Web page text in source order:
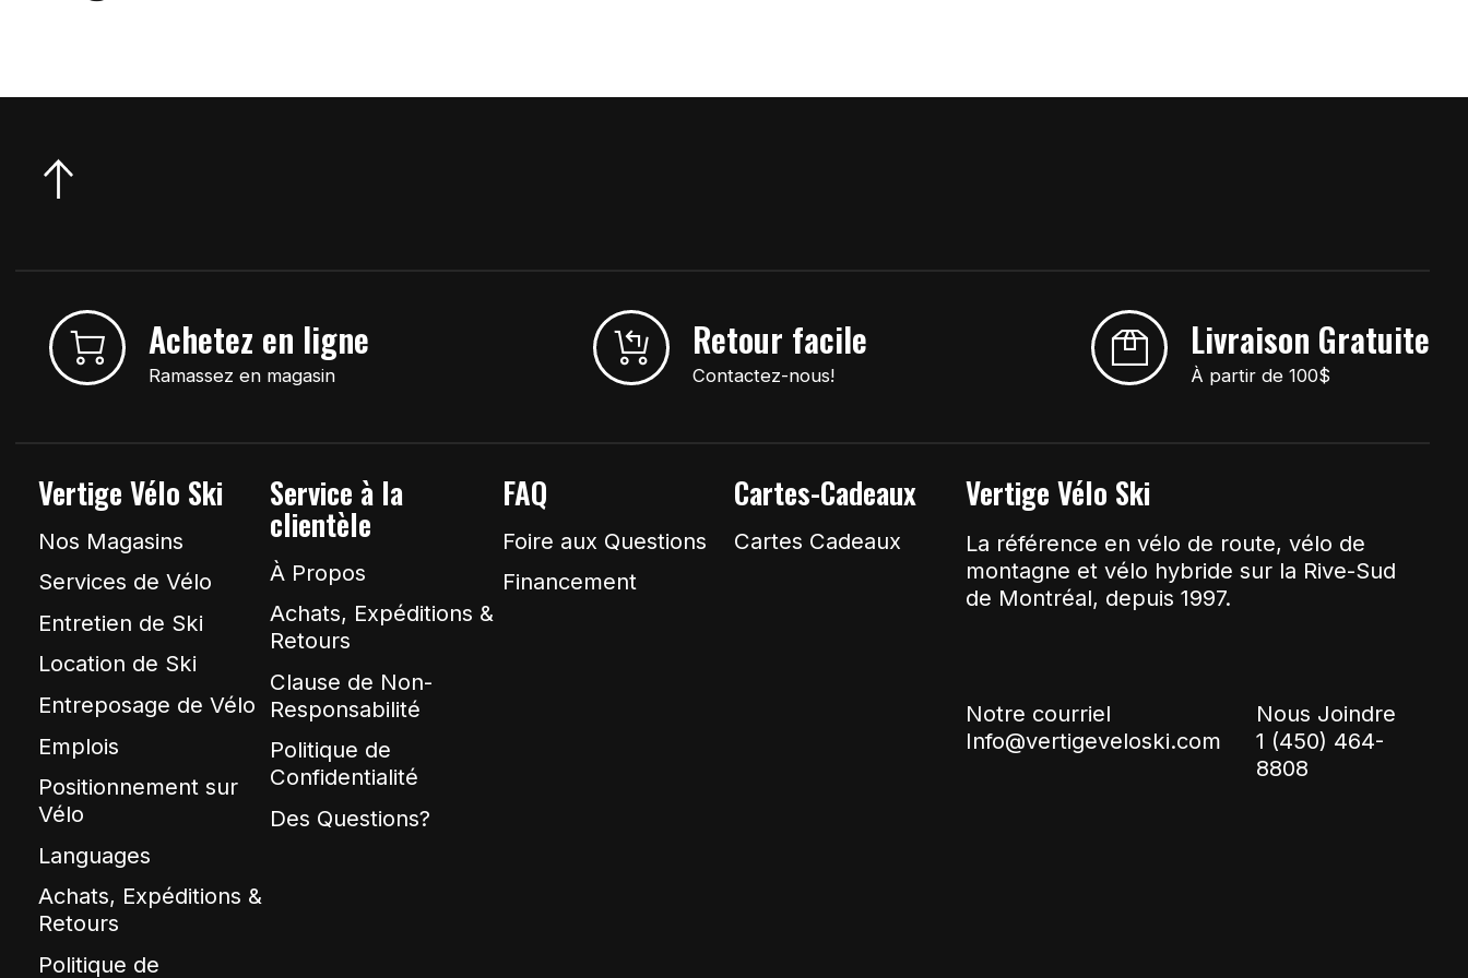
Achetez en ligne
Ramassez en magasin
Retour facile
Contactez-nous!
Livraison Gratuite
À partir de 100$
Vertige Vélo Ski
Nos Magasins
Services de Vélo
Entretien de Ski
Location de Ski
Entreposage de Vélo
Emplois
Positionnement sur
Vélo
Languages
Achats, Expéditions &
Retours
Politique de
Service à la
clientèle
À Propos
Achats, Expéditions &
Retours
Clause de Non-
Responsabilité
Politique de
Confidentialité
Des Questions?
FAQ
Foire aux Questions
Financement
Cartes-Cadeaux
Cartes Cadeaux
Vertige Vélo Ski
La référence en vélo de route, vélo de
montagne et vélo hybride sur la Rive-Sud
de Montréal, depuis 1997.
Notre courriel
Info@vertigeveloski.com
Nous Joindre
1 (450) 464-
8808